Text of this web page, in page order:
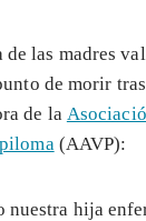
de las madres
de morir
de la
(AAVP):
nuestra hija